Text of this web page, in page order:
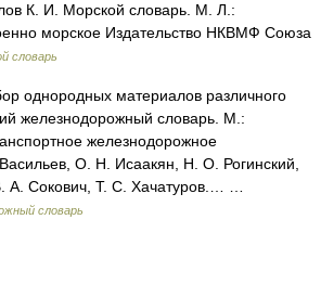
К. И. Морской словарь. М. Л.:
морское Издательство НКВМФ Союза
словарь
однородных материалов различного
железнодорожный словарь. М.:
железнодорожное
О. Н. Исаакян, Н. О. Рогинский,
А. Сокович, Т. С. Хачатуров.… …
словарь